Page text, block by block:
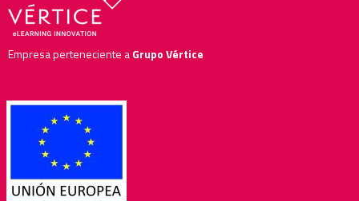
Empresa perteneciente aGrupo Vértice